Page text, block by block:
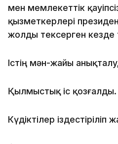
мен мемлекеттік
қызметкерлері
жолды тексерген кезде
Істің мән-жайы
Қылмыстық іс қозғалды.
Күдіктілер іздестіріліп